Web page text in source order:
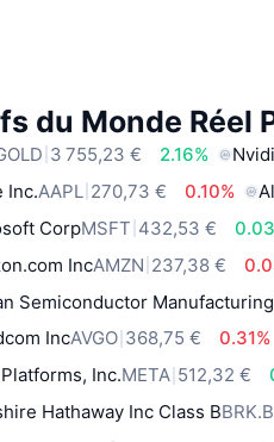
du Monde Réel
3 755,23 € 2.16%
Inc.AAPL 270,73 € 0.10%
CorpMSFT 432,53 €
IncAMZN 237,38 €
Semiconductor
IncAVGO 368,75 € 0.31%
Inc.META 512,32 €
Hathaway Inc Class BBRK.B